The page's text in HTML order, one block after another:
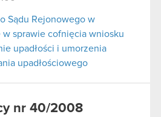
Sądu Rejonowego w
w sprawie cofnięcia wniosku
upadłości i umorzenia
upadłościowego
nr 40/2008